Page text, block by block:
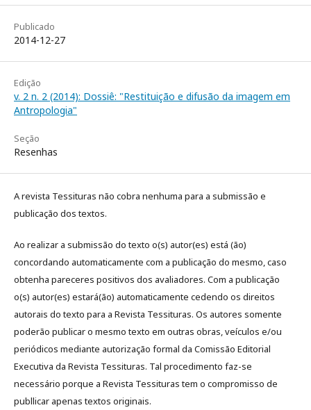
Publicado
2014-12-27
Edição
v. 2 n. 2 (2014): Dossiê: "Restituição e difusão da imagem em
Antropologia"
Seção
Resenhas
A revista Tessituras não cobra nenhuma para a submissão e
publicação dos textos.
Ao realizar a submissão do texto o(s) autor(es) está (ão)
concordando automaticamente com a publicação do mesmo, caso
obtenha pareceres positivos dos avaliadores. Com a publicação
o(s) autor(es) estará(ão) automaticamente cedendo os direitos
autorais do texto para a Revista Tessituras. Os autores somente
poderão publicar o mesmo texto em outras obras, veículos e/ou
periódicos mediante autorização formal da Comissão Editorial
Executiva da Revista Tessituras. Tal procedimento faz-se
necessário porque a Revista Tessituras tem o compromisso de
publlicar apenas textos originais.